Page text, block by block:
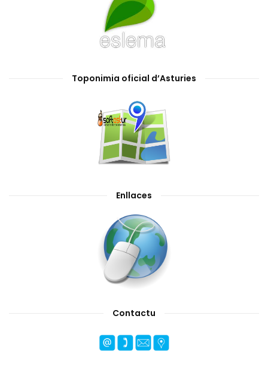
Toponimia oficial d’Asturies
Enllaces
Contactu